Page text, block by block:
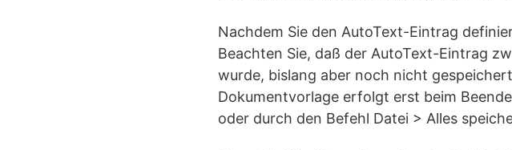
Nachdem Sie den AutoText-Eintrag
Beachten Sie, daß der AutoText-Eintrag
wurde, bislang aber noch nicht
Dokumentvorlage erfolgt erst beim
oder durch den Befehl Datei > Alles